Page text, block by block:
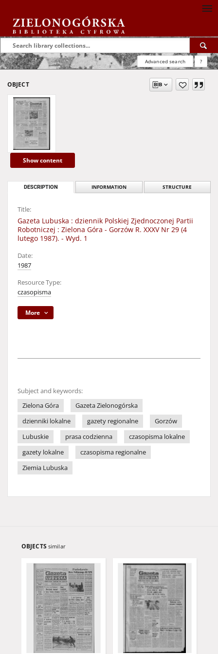
Advanced search ?
OBJECT
Show content
DESCRIPTION INFORMATION STRUCTURE
Title:
Gazeta Lubuska : dziennik Polskiej Zjednoczonej Partii
Robotniczej : Zielona Góra - Gorzów R. XXXV Nr 29 (4
lutego 1987). - Wyd. 1
Date:
1987
Resource Type:
czasopisma
More
Subject and keywords:
Zielona Góra
Gazeta Zielonogórska
dzienniki lokalne
gazety regionalne
Gorzów
Lubuskie
prasa codzienna
czasopisma lokalne
gazety lokalne
czasopisma regionalne
Ziemia Lubuska
OBJECTS similar